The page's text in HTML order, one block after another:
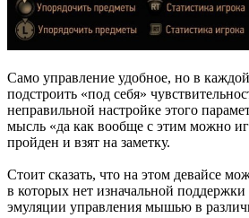
Само управление удобное, но в
подстроить «под себя»
неправильной настройке этого
мысль «да как вообще с этим можно
пройден и взят на заметку.
Стоит сказать, что на этом девайсе
в которых нет изначальной поддержки
эмуляции управления мышью в